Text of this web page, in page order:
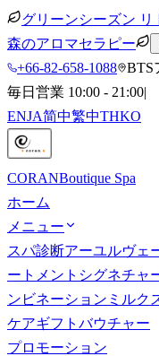
グリーンシーズン
森のアロマセラピー
+66-82-658-1088
BTS
毎日営業 10:00 - 21:00|
ENJA简中繁中THKO
CORANBoutique Spa
ホーム
メニュー
スパ診断アーユルヴェ
ートメント シグネチャ
ンビネーション ミルク
ケアギフトバウチャー
プロモーション